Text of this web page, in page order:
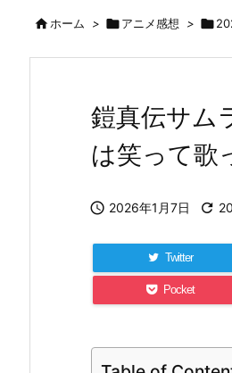
ホーム > アニメ感想 > 
鎧真伝サム
は笑って歌
 2026年1月7日 
Twitter
Pocket